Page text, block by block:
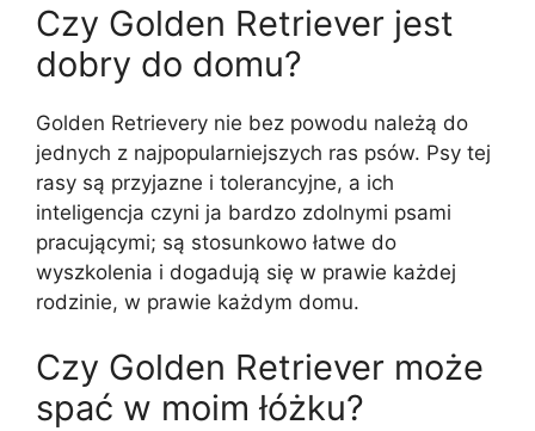
Czy Golden Retriever jest
dobry do domu?
Golden Retrievery nie bez powodu należą do
jednych z najpopularniejszych ras psów. Psy tej
rasy są przyjazne i tolerancyjne, a ich
inteligencja czyni ja bardzo zdolnymi psami
pracującymi; są stosunkowo łatwe do
wyszkolenia i dogadują się w prawie każdej
rodzinie, w prawie każdym domu.
Czy Golden Retriever może
spać w moim łóżku?